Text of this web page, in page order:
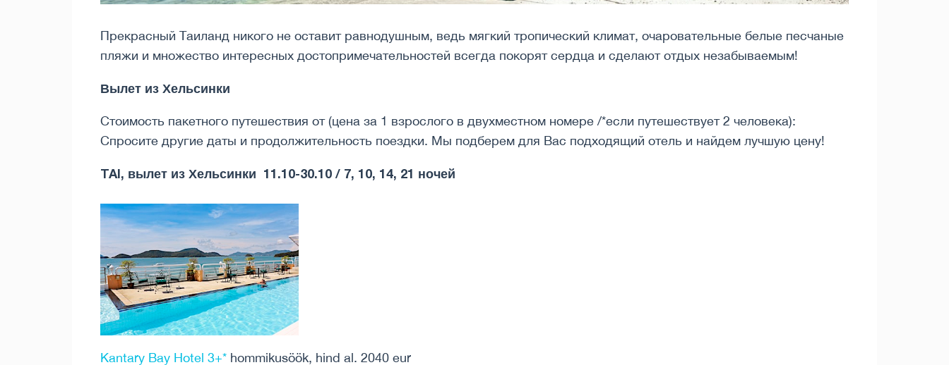
Прекрасный Таиланд никого не оставит равнодушным, ведь мягкий тропический климат, очаровательные белые песчаные
пляжи и множество интересных достопримечательностей всегда покорят сердца и сделают отдых незабываемым!
Вылет из Хельсинки
Стоимость пакетного путешествия от (цена за 1 взрослого в двухместном номере /*если путешествует 2 человека):
Спросите другие даты и продолжительность поездки. Мы подберем для Вас подходящий отель и найдем лучшую цену!
TAI, вылет из Хельсинки 11.10-30.10 / 7, 10, 14, 21 ночей
Kantary Bay Hotel 3+* hommikusöök, hind al. 2040 eur